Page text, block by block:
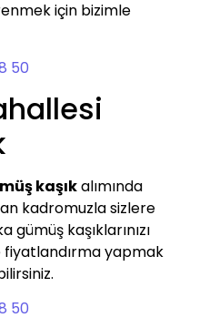
için bizimle
50
kaşıkalımında
kadromuzla sizlere
kaşıklarınızı
yapmak
50